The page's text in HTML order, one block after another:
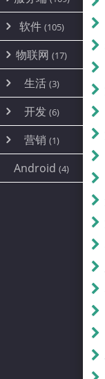
ProxmoxVE
Ubuntu(7)
环境配置
DD重装(3)
加速优化(34)
面板(12)
容器
游戏 (7)
饥荒(7)
云服务商(4)
WEB源码(6)
建站(5)
软件 (105)
安全(12)
办公(4)
图片 (2)
文件
系统 (35)
AI(10)
物联网 (17)
路由器
随身wifi(1)
mobile(14)
刷机
magisk
生活 (3)
线报
sim卡(1)
开发 (6)
编译
JavaScript(2)
python(2)
营销 (1)
公关(1)
SEO(1)
Android (4)